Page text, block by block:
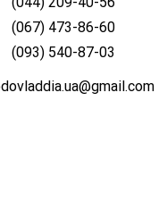
(067) 473-86-60
(093) 540-87-03